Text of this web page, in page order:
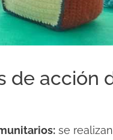
de acción
se